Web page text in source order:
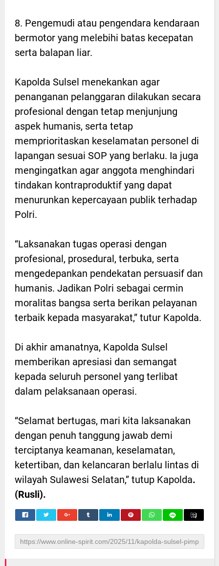
8. Pengemudi atau pengendara kendaraan
bermotor yang melebihi batas kecepatan
serta balapan liar.
Kapolda Sulsel menekankan agar
penanganan pelanggaran dilakukan secara
profesional dengan tetap menjunjung
aspek humanis, serta tetap
memprioritaskan keselamatan personel di
lapangan sesuai SOP yang berlaku. Ia juga
mengingatkan agar anggota menghindari
tindakan kontraproduktif yang dapat
menurunkan kepercayaan publik terhadap
Polri.
“Laksanakan tugas operasi dengan
profesional, prosedural, terbuka, serta
mengedepankan pendekatan persuasif dan
humanis. Jadikan Polri sebagai cermin
moralitas bangsa serta berikan pelayanan
terbaik kepada masyarakat,” tutur Kapolda.
Di akhir amanatnya, Kapolda Sulsel
memberikan apresiasi dan semangat
kepada seluruh personel yang terlibat
dalam pelaksanaan operasi.
“Selamat bertugas, mari kita laksanakan
dengan penuh tanggung jawab demi
terciptanya keamanan, keselamatan,
ketertiban, dan kelancaran berlalu lintas di
wilayah Sulawesi Selatan,” tutup Kapolda.
(Rusli).